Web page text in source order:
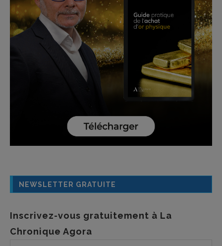
NEWSLETTER GRATUITE
Inscrivez-vous gratuitement à La
Chronique Agora